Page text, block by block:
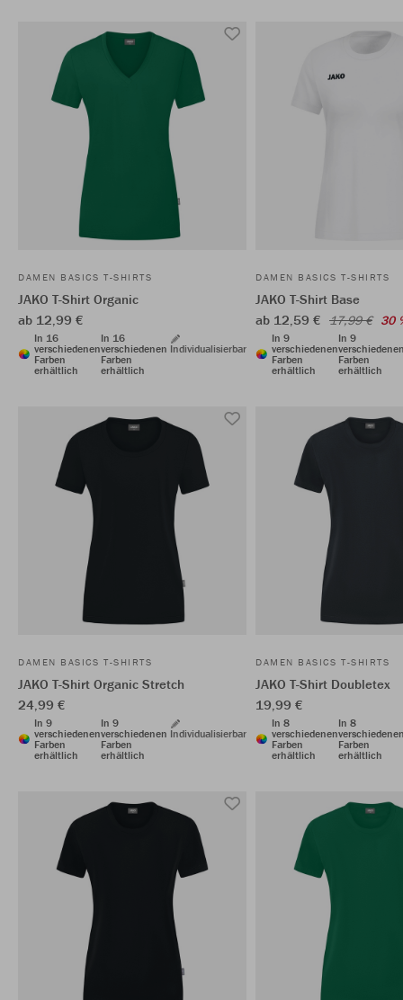
DAMEN BASICS T-SHIRTS
JAKO T-Shirt Organic
ab 12,99 €
In 16
verschiedenen
Farben
erhältlich
In 16
verschiedenen
Farben
erhältlich
Individualisierbar
DAMEN BASICS T-SHIRTS
JAKO T-Shirt Base
ab 12,59 € 17,99 € 30
In 9
verschiedenen
Farben
erhältlich
In 9
Farben
erhältlich
DAMEN BASICS T-SHIRTS
JAKO T-Shirt Organic Stretch
24,99 €
In 9
verschiedenen
Farben
erhältlich
In 9
verschiedenen
Farben
erhältlich
Individualisierbar
DAMEN BASICS T-SHIRTS
JAKO T-Shirt Doubletex
19,99 €
In 8
verschiedenen
Farben
erhältlich
In 8
Farben
erhältlich